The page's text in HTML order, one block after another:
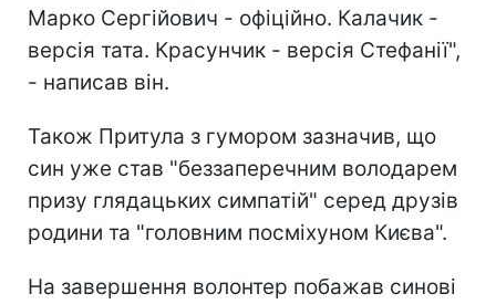
Марко Сергійович - офіційно. Калачик -
версія тата. Красунчик - версія Стефанії",
- написав він.
Також Притула з гумором зазначив, що
син уже став "беззаперечним володарем
призу глядацьких симпатій" серед друзів
родини та "головним посміхуном Києва".
На завершення волонтер побажав синові